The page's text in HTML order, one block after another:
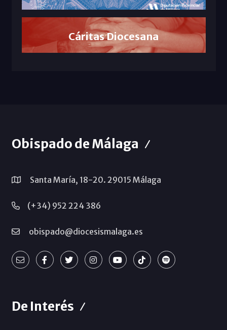
Cáritas Diocesana
Obispado de Málaga
Santa María, 18-20. 29015 Málaga
(+34) 952 224 386
obispado@diocesismalaga.es
De Interés